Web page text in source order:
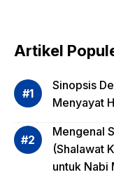
dalam
si
Risiko
asi
Reksa
Artikel
Sinopsis
Menyayat
Mengenal
(Shalawat
untuk Nabi